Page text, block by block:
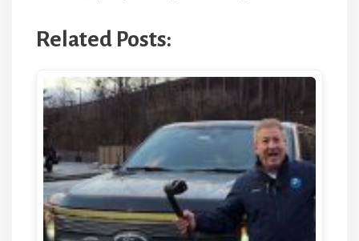
Related Posts: